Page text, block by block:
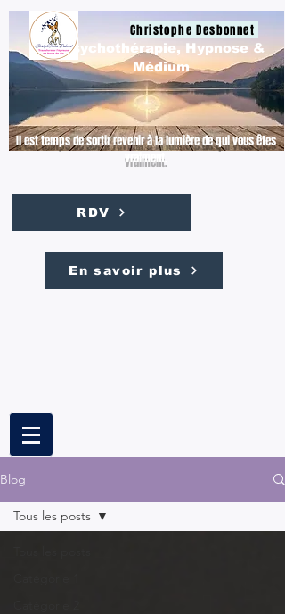
Christophe Desbonnet
Il est temps de sortir revenir à la lumière de qui vous êtes
vraiment.
Psychothérapie, Hypnose &
Médium
RDV
En savoir plus
Blog
Tous les posts